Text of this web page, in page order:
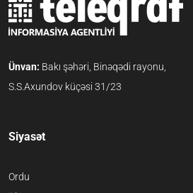
Ünvan: Bakı şəhəri, Binəqədi rayonu,
S.S.Axundov küçəsi 31/23
Siyasət
Ordu